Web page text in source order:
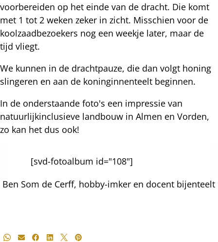
voorbereiden op het einde van de dracht. Die komt
met 1 tot 2 weken zeker in zicht. Misschien voor de
koolzaadbezoekers nog een weekje later, maar de
tijd vliegt.
We kunnen in de drachtpauze, die dan volgt honing
slingeren en aan de koninginnenteelt beginnen.
In de onderstaande foto's een impressie van
natuurlijkinclusieve landbouw in Almen en Vorden,
zo kan het dus ook!
[svd-fotoalbum id="108"]
Ben Som de Cerff, hobby-imker en docent bijenteelt
Deel